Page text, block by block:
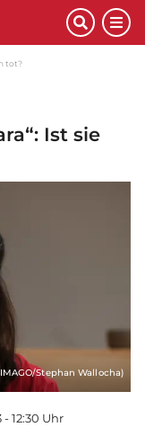
tot?
Ist sie
Stephan Wallocha)
- 12:30 Uhr